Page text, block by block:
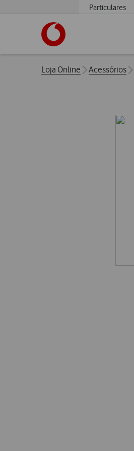
Particulares
Breadcrumbs
Loja Online Acessórios